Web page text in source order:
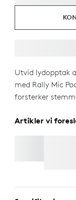
Utvid lydopptak
med Rally Mic
forsterker
Artikler vi